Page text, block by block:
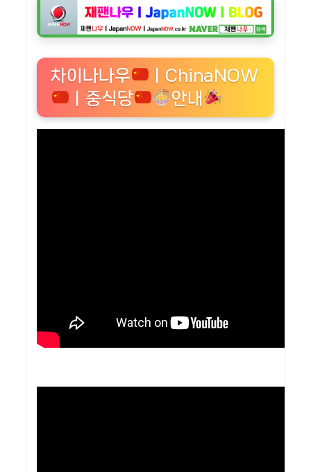
차이나나우
ㅣChinaNOW
ㅣ중식당
안내